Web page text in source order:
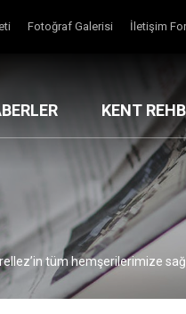
Fotoğraf Galerisi İletişim
KENT
tüm hemşerilerimize